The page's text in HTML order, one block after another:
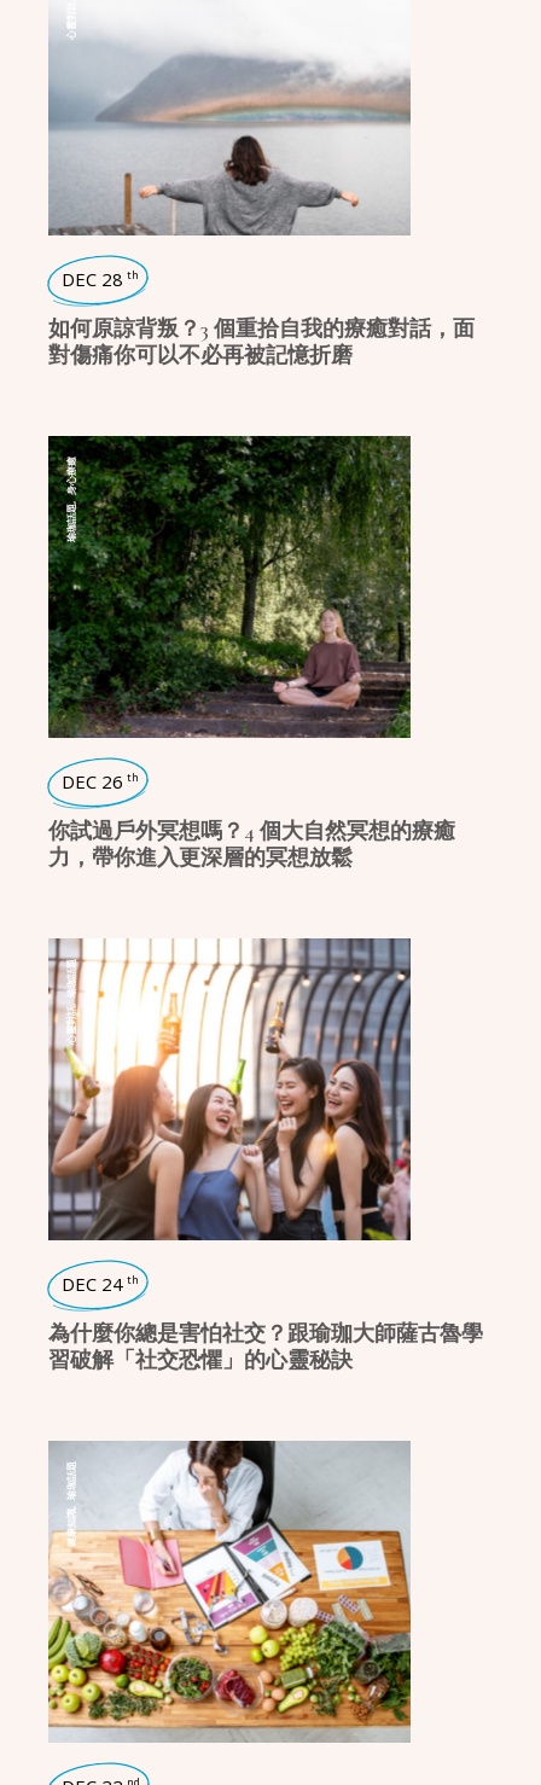
心靈對話
DEC 28 th
如何原諒背叛？3 個重拾自我的療癒對話，面
對傷痛你可以不必再被記憶折磨
瑜珈話題
身心療癒
DEC 26 th
你試過戶外冥想嗎？4 個大自然冥想的療癒
力，帶你進入更深層的冥想放鬆
心靈對話
瑜珈話題
DEC 24 th
為什麼你總是害怕社交？跟瑜珈大師薩古魯學
習破解「社交恐懼」的心靈秘訣
健康知識
瑜珈話題